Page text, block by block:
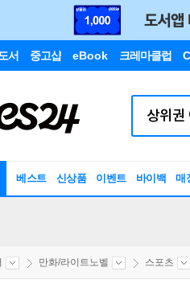
서 중고샵 eBook 크레마클럽
베스트 신상품 이벤트 바이백 매
만화/라이트노벨 스포츠